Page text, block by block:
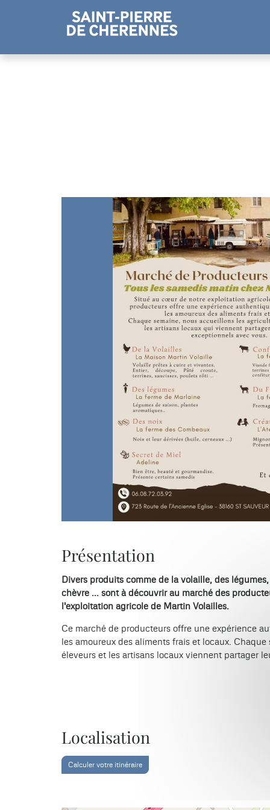
Présentation
Divers produits comme de la volaille, des
chèvre ... sont à découvrir au marché des
l'exploitation agricole de Martin Volailles.
Ce marché de producteurs offre une expérience
les amoureux des aliments frais et locaux.
éleveurs et les artisans locaux viennent partager
Localisation
Calculer votre itinéraire